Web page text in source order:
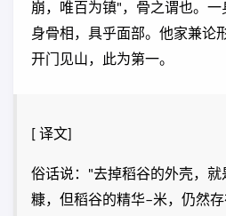
崩，唯百为镇"，骨之谓也。
身骨相，具乎面部。他家兼论
开门见山，此为第一。
[ 译文]
俗话说："去掉稻谷的外壳，
糠，但稻谷的精华–米，仍然